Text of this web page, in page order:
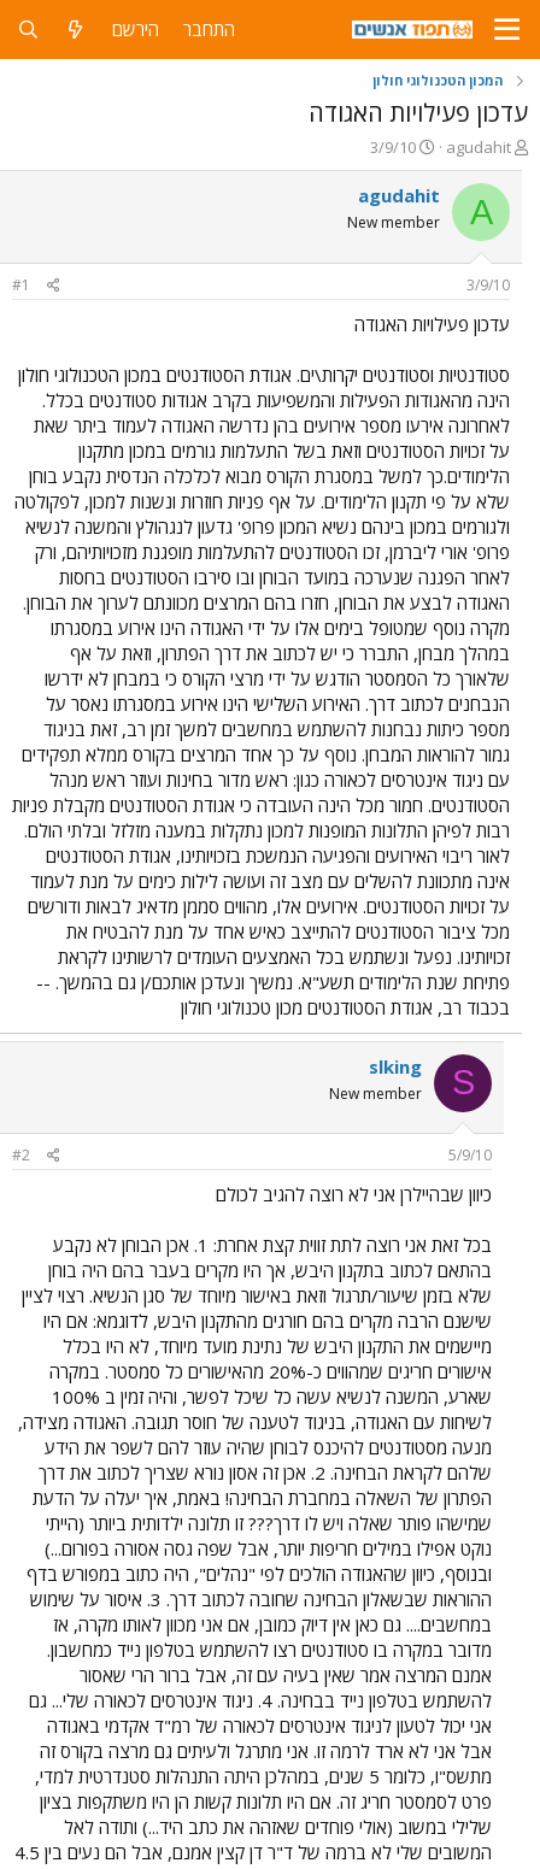
התחבר הירשם
המכון הטכנולוגי חולון
עדכון פעילויות האגודה
פ
ו
ת
ח
ה
ו
ש
א
agudahit
פ
ו
ר
ם
ר
3/9/10
A
agudahit
New member
3/9/10
#1
עדכון פעילויות האגודה
סטודנטיות וסטודנטים יקרות\ים. אגודת הסטודנטים במכון הטכנולוגי חולון
הינה מהאגודות הפעילות והמשפיעות בקרב אגודות סטודנטים בכלל.
לאחרונה אירעו מספר אירועים בהן נדרשה האגודה לעמוד ביתר שאת
על זכויות הסטודנטים וזאת בשל התעלמות גורמים במכון מתקנון
הלימודים.כך למשל במסגרת הקורס מבוא לכלכלה הנדסית נקבע בוחן
שלא על פי תקנון הלימודים. על אף פניות חוזרות ונשנות למכון, לפקולטה
ולגורמים במכון בינהם נשיא המכון פרופ' גדעון לנגהולץ והמשנה לנשיא
פרופ' אורי ליברמן, זכו הסטודנטים להתעלמות מופגנת מזכויותיהם, ורק
לאחר הפגנה שנערכה במועד הבוחן ובו סירבו הסטודנטים בחסות
האגודה לבצע את הבוחן, חזרו בהם המרצים מכוונתם לערוך את הבוחן.
מקרה נוסף שמטופל בימים אלו על ידי האגודה הינו אירוע במסגרתו
במהלך מבחן, התברר כי יש לכתוב את דרך הפתרון, וזאת על אף
שלאורך כל הסמסטר הודגש על ידי מרצי הקורס כי במבחן לא ידרשו
הנבחנים לכתוב דרך. האירוע השלישי הינו אירוע במסגרתו נאסר על
מספר כיתות נבחנות להשתמש במחשבים למשך זמן רב, זאת בניגוד
גמור להוראות המבחן. נוסף על כך אחד המרצים בקורס ממלא תפקידים
עם ניגוד אינטרסים לכאורה כגון: ראש מדור בחינות ועוזר ראש מנהל
הסטודנטים. חמור מכל הינה העובדה כי אגודת הסטודנטים מקבלת פניות
רבות לפיהן התלונות המופנות למכון נתקלות במענה מזלזל ובלתי הולם.
לאור ריבוי האירועים והפגיעה הנמשכת בזכויותינו, אגודת הסטודנטים
אינה מתכוונת להשלים עם מצב זה ועושה לילות כימים על מנת לעמוד
על זכויות הסטודנטים. אירועים אלו, מהווים סממן מדאיג לבאות ודורשים
מכל ציבור הסטודנטים להתייצב כאיש אחד על מנת להבטיח את
זכויותינו. נפעל ונשתמש בכל האמצעים העומדים לרשותינו לקראת
פתיחת שנת הלימודים תשע"א. נמשיך ונעדכן אותכם/ן גם בהמשך. --
בכבוד רב, אגודת הסטודנטים מכון טכנולוגי חולון
S
slking
New member
5/9/10
#2
כיוון שבהיילרן אני לא רוצה להגיב לכולם
בכל זאת אני רוצה לתת זווית קצת אחרת: 1. אכן הבוחן לא נקבע
בהתאם לכתוב בתקנון היבש, אך היו מקרים בעבר בהם היה בוחן
שלא בזמן שיעור/תרגול וזאת באישור מיוחד של סגן הנשיא. רצוי לציין
שישנם הרבה מקרים בהם חורגים מהתקנון היבש, לדוגמא: אם היו
מיישמים את התקנון היבש של נתינת מועד מיוחד, לא היו בכלל
אישורים חריגים שמהווים כ-20% מהאישורים כל סמסטר. במקרה
שארע, המשנה לנשיא עשה כל שיכל לפשר, והיה זמין ב 100%
לשיחות עם האגודה, בניגוד לטענה של חוסר תגובה. האגודה מצידה,
מנעה מסטודנטים להיכנס לבוחן שהיה עוזר להם לשפר את הידע
שלהם לקראת הבחינה. 2. אכן זה אסון נורא שצריך לכתוב את דרך
הפתרון של השאלה במחברת הבחינה! באמת, איך יעלה על הדעת
שמישהו פותר שאלה ויש לו דרך??? זו תלונה ילדותית ביותר (הייתי
נוקט אפילו במילים חריפות יותר, אבל שפה גסה אסורה בפורום...)
ובנוסף, כיוון שהאגודה הולכים לפי "נהלים", היה כתוב במפורש בדף
ההוראות שבשאלון הבחינה שחובה לכתוב דרך. 3. איסור על שימוש
במחשבים.... גם כאן אין דיוק כמובן, אם אני מכוון לאותו מקרה, אז
מדובר במקרה בו סטודנטים רצו להשתמש בטלפון נייד כמחשבון.
אמנם המרצה אמר שאין בעיה עם זה, אבל ברור הרי שאסור
להשתמש בטלפון נייד בבחינה. 4. ניגוד אינטרסים לכאורה שלי... גם
אני יכול לטעון לניגוד אינטרסים לכאורה של רמ"ד אקדמי באגודה
אבל אני לא ארד לרמה זו. אני מתרגל ולעיתים גם מרצה בקורס זה
מתשס"ו, כלומר 5 שנים, במהלכן היתה התנהלות סטנדרטית למדי,
פרט לסמסטר חריג זה. אם היו תלונות קשות הן היו משתקפות בציון
שלילי במשוב (אולי פוחדים שאזהה את כתב היד...) ותודה לאל
המשובים שלי לא ברמה של ד"ר דן קצין אמנם, אבל הם נעים בין 4.5